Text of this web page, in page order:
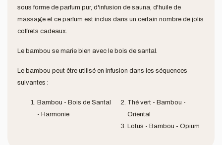
sous forme de parfum pur, d'infusion de sauna, d'huile de
massage et ce parfum est inclus dans un certain nombre de jolis
coffrets cadeaux.
Le bambou se marie bien avec le bois de santal.
Le bambou peut être utilisé en infusion dans les séquences
suivantes :
Bambou - Bois de Santal
- Harmonie
Thé vert - Bambou -
Oriental
Lotus - Bambou - Opium